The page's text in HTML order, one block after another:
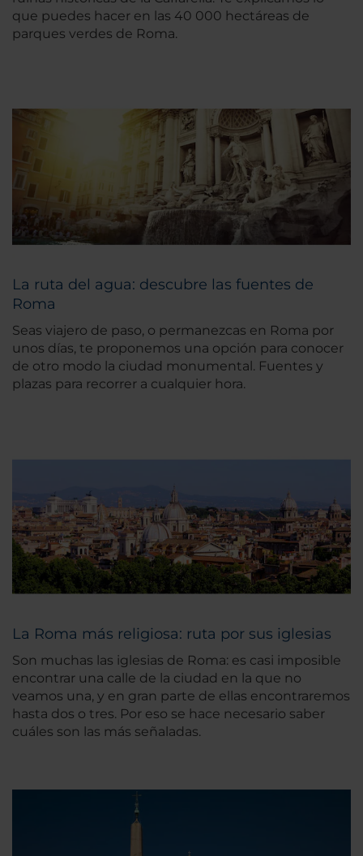
que puedes hacer en las 40 000 hectáreas de
parques verdes de Roma.
La ruta del agua: descubre las fuentes de
Roma
Seas viajero de paso, o permanezcas en Roma por
unos días, te proponemos una opción para conocer
de otro modo la ciudad monumental. Fuentes y
plazas para recorrer a cualquier hora.
La Roma más religiosa: ruta por sus iglesias
Son muchas las iglesias de Roma: es casi imposible
encontrar una calle de la ciudad en la que no
veamos una, y en gran parte de ellas encontraremos
hasta dos o tres. Por eso se hace necesario saber
cuáles son las más señaladas.